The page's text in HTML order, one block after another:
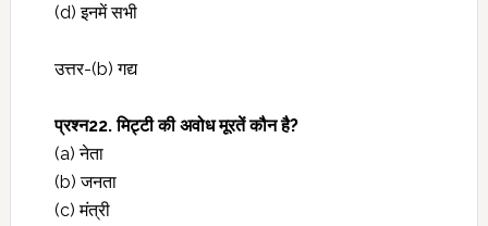
(d) इनमें सभी
उत्तर-(b) गद्य
प्रश्‍न22. मिट्टी की अवोध मूरतें कौन है?
(a) नेता
(b) जनता
(c) मंत्री